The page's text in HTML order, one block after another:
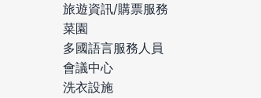
旅遊資訊/購票服務
菜園
多國語言服務人員
會議中心
洗衣設施